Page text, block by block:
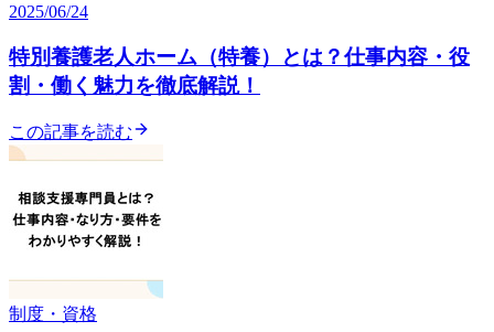
2025/06/24
特別養護老人ホーム（特養）とは？仕事内容・役
割・働く魅力を徹底解説！
この記事を読む
制度・資格